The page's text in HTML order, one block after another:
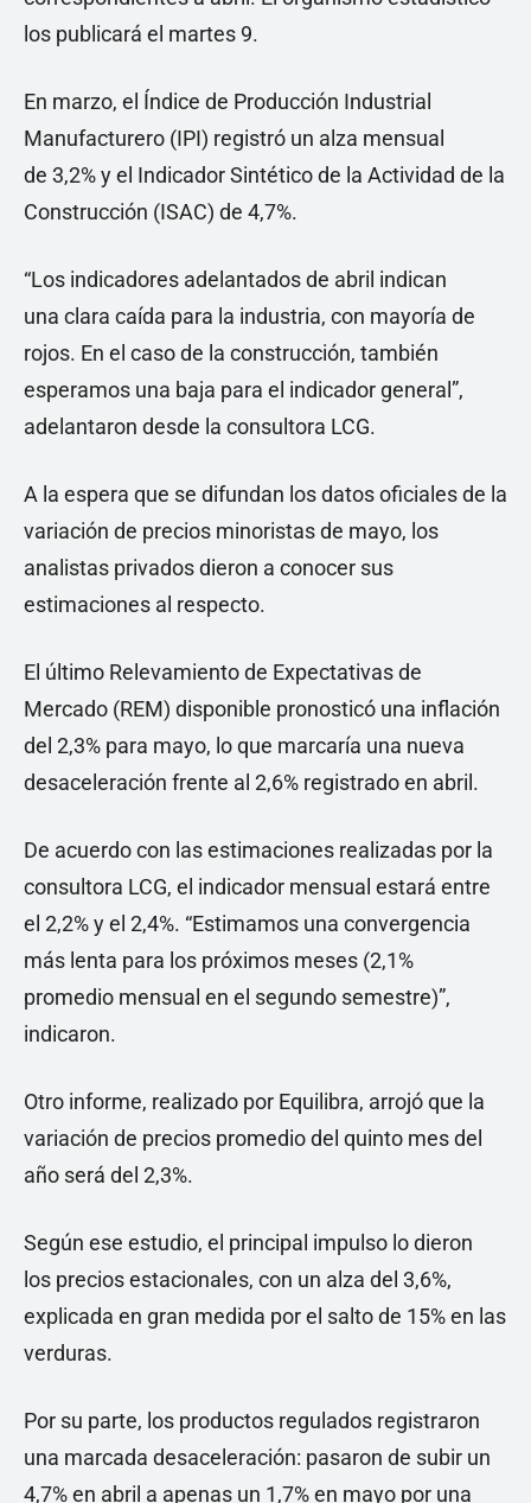
los publicará el martes 9.
En marzo, el Índice de Producción Industrial
Manufacturero (IPI) registró un alza mensual
de 3,2% y el Indicador Sintético de la Actividad de la
Construcción (ISAC) de 4,7%.
“Los indicadores adelantados de abril indican
una clara caída para la industria, con mayoría de
rojos. En el caso de la construcción, también
esperamos una baja para el indicador general”,
adelantaron desde la consultora LCG.
A la espera que se difundan los datos oficiales de la
variación de precios minoristas de mayo, los
analistas privados dieron a conocer sus
estimaciones al respecto.
El último Relevamiento de Expectativas de
Mercado (REM) disponible pronosticó una inflación
del 2,3% para mayo, lo que marcaría una nueva
desaceleración frente al 2,6% registrado en abril.
De acuerdo con las estimaciones realizadas por la
consultora LCG, el indicador mensual estará entre
el 2,2% y el 2,4%. “Estimamos una convergencia
más lenta para los próximos meses (2,1%
promedio mensual en el segundo semestre)”,
indicaron.
Otro informe, realizado por Equilibra, arrojó que la
variación de precios promedio del quinto mes del
año será del 2,3%.
Según ese estudio, el principal impulso lo dieron
los precios estacionales, con un alza del 3,6%,
explicada en gran medida por el salto de 15% en las
verduras.
Por su parte, los productos regulados registraron
una marcada desaceleración: pasaron de subir un
4,7% en abril a apenas un 1,7% en mayo por una